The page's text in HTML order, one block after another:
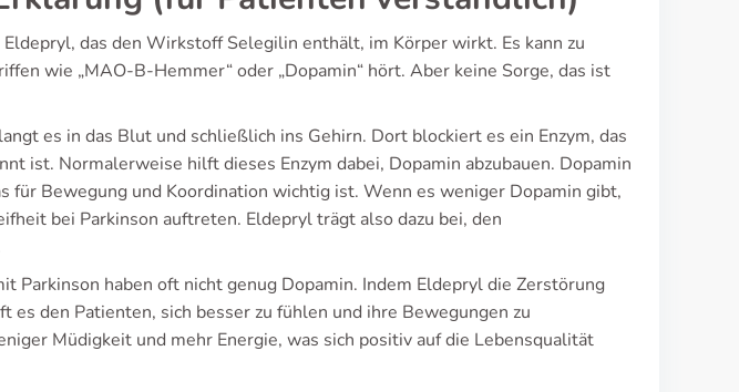
das den Wirkstoff Selegilin enthält, im Körper wirkt. Es kann zu
wie „MAO-B-Hemmer“ oder „Dopamin“ hört. Aber keine Sorge, das ist
es in das Blut und schließlich ins Gehirn. Dort blockiert es ein Enzym, das
ist. Normalerweise hilft dieses Enzym dabei, Dopamin abzubauen. Dopamin
für Bewegung und Koordination wichtig ist. Wenn es weniger Dopamin gibt,
bei Parkinson auftreten. Eldepryl trägt also dazu bei, den
Parkinson haben oft nicht genug Dopamin. Indem Eldepryl die Zerstörung
den Patienten, sich besser zu fühlen und ihre Bewegungen zu
Müdigkeit und mehr Energie, was sich positiv auf die Lebensqualität